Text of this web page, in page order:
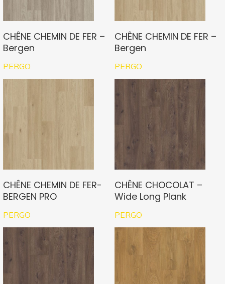
CHÊNE CHEMIN DE FER –
Bergen
PERGO
CHÊNE CHEMIN DE FER –
Bergen
PERGO
CHÊNE CHEMIN DE FER-
BERGEN PRO
PERGO
CHÊNE CHOCOLAT –
Wide Long Plank
PERGO